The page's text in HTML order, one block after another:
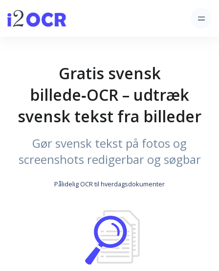
Gratis svensk
billede‑OCR – udtræk
svensk tekst fra billeder
Gør svensk tekst på fotos og
screenshots redigerbar og søgbar
Pålidelig OCR til hverdagsdokumenter